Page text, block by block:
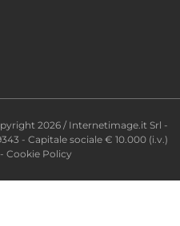
2026 / Internetimage.it Srl -
- Capitale sociale € 10.000 (i.v.)
- Cookie Policy